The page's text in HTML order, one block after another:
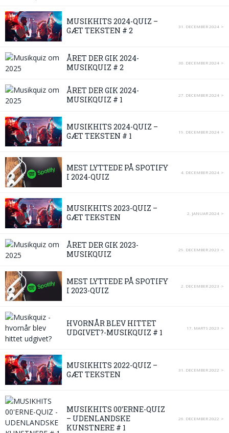
31. DECEMBER 2024
MUSIKHITS 2024-QUIZ –
GÆT TEKSTEN # 2
30. DECEMBER 2024
ÅRET DER GIK 2024-
MUSIKQUIZ # 2
27. DECEMBER 2024
ÅRET DER GIK 2024-
MUSIKQUIZ # 1
19. DECEMBER 2024
MUSIKHITS 2024-QUIZ –
GÆT TEKSTEN # 1
4. DECEMBER 2024
MEST LYTTEDE PÅ SPOTIFY
I 2024-QUIZ
2. JANUAR 2024
MUSIKHITS 2023-QUIZ –
GÆT TEKSTEN
29. DECEMBER 2023
ÅRET DER GIK 2023-
MUSIKQUIZ
2. DECEMBER 2023
MEST LYTTEDE PÅ SPOTIFY
I 2023-QUIZ
17. MARTS 2023
HVORNÅR BLEV HITTET
UDGIVET?-MUSIKQUIZ # 1
31. DECEMBER 2022
MUSIKHITS 2022-QUIZ –
GÆT TEKSTEN
26. DECEMBER 2022
MUSIKHITS 00’ERNE-QUIZ
– UDENLANDSKE
KUNSTNERE # 1